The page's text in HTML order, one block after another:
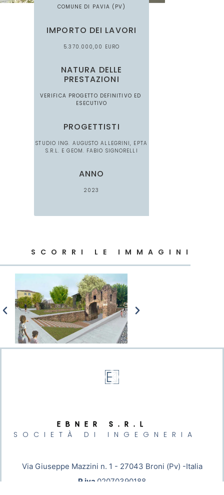
COMUNE DI PAVIA (PV)
IMPORTO DEI LAVORI
5.370.000,00 EURO
NATURA DELLE
PRESTAZIONI
VERIFICA PROGETTO DEFINITIVO ED
ESECUTIVO
PROGETTISTI
STUDIO ING. AUGUSTO ALLEGRINI, EPTA
S.R.L. E GEOM. FABIO SIGNORELLI
ANNO
2023
SCORRI LE IMMAGINI
EBNER S.R.L
SOCIETÀ DI INGEGNERIA
Via Giuseppe Mazzini n. 1 - 27043 Broni (Pv) -Italia
P.iva 02070390188